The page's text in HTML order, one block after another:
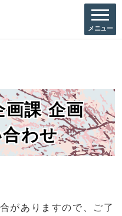
メニュー
画課 企画
わせ
がありますので、ご了